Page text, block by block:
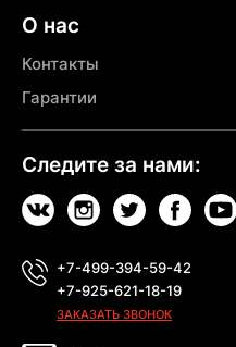
О нас
Контакты
Гарантии
Следите за нами:
+7-499-394-59-42
+7-925-621-18-19
ЗАКАЗАТЬ ЗВОНОК